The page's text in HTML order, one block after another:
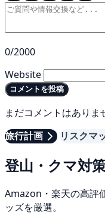
0/2000
Website
コメントを投稿
まだコメントはありま
旅行計画
リスクマ
登山・クマ対
Amazon・楽天の高評
ッズを厳選。